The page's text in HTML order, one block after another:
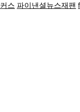
스 파이낸셜뉴스재팬